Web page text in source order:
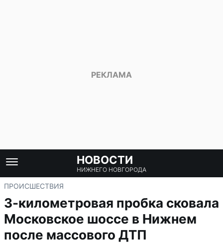
НОВОСТИ
НИЖНЕГО НОВГОРОДА
ПРОИСШЕСТВИЯ
3-километровая пробка сковала
Московское шоссе в Нижнем
после массового ДТП